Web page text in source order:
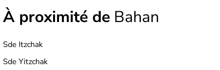
À proximité de Bahan
Sde Itzchak
Sde Yitzchak